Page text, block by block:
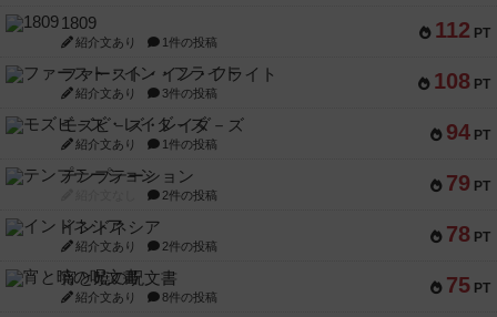
112 PT
1809
紹介文あり 1件の投稿
108 PT
ファースト・イン・フライト
紹介文あり 3件の投稿
94 PT
モズビ－ズ・レイダ－ズ
紹介文あり 1件の投稿
79 PT
テンプテーション
2件の投稿
78 PT
インドネシア
紹介文あり 2件の投稿
75 PT
宵と暁の呪文書
紹介文あり 8件の投稿